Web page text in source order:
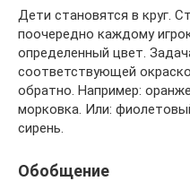
Дети становятся в круг.
поочередно каждому
определенный цвет.
соответствующей
обратно. Например:
морковка. Или:
сирень.
Обобщение